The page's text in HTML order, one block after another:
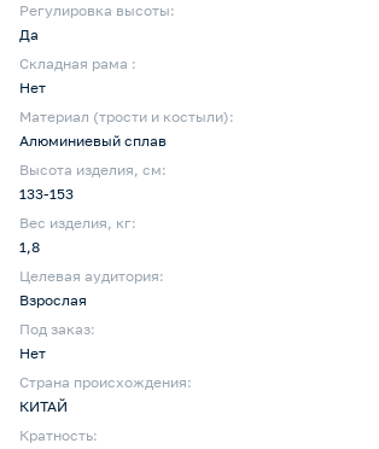
Регулировка высоты:
Да
Складная рама :
Нет
Материал (трости и костыли):
Алюминиевый сплав
Высота изделия, см:
133-153
Вес изделия, кг:
1,8
Целевая аудитория:
Взрослая
Под заказ:
Нет
Страна происхождения:
КИТАЙ
Кратность: